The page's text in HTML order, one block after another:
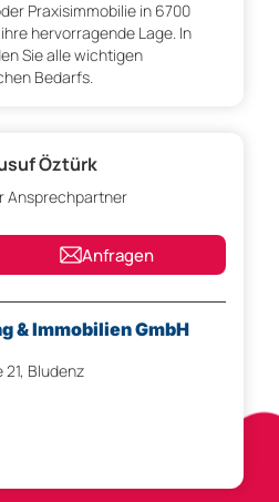
Praxisimmobilie in 6700
hervorragende Lage. In
Sie alle wichtigen
Bedarfs.
Öztürk
Ansprechpartner
Anfragen
& Immobilien GmbH
Bludenz